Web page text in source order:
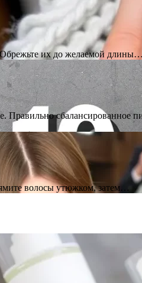
Обрежьте их до желаемой длины…
Правильно сбалансированное
волосы утюжком, затем…